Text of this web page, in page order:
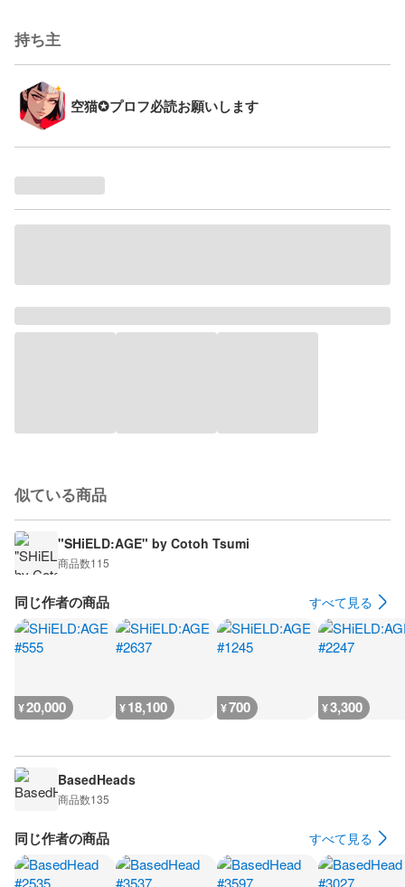
持ち主
空猫✪プロフ必読お願いします
似ている商品
"SHiELD:AGE" by Cotoh Tsumi
商品数115
同じ作者の商品 すべて見る
¥20,000 ¥18,100 ¥700 ¥3,300
BasedHeads
商品数135
同じ作者の商品 すべて見る